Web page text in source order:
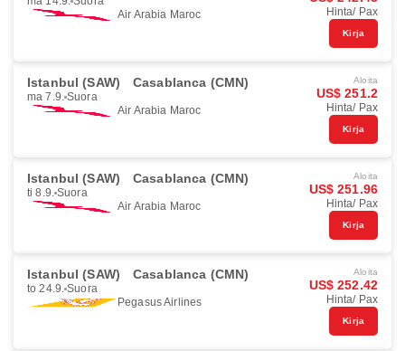
Air Arabia Maroc
Hinta/ Pax
Kirja
Istanbul (SAW) Casablanca (CMN)
ma 7.9. Suora
Air Arabia Maroc
Aloita
US$ 251.2
Hinta/ Pax
Kirja
Istanbul (SAW) Casablanca (CMN)
ti 8.9. Suora
Air Arabia Maroc
Aloita
US$ 251.96
Hinta/ Pax
Kirja
Istanbul (SAW) Casablanca (CMN)
to 24.9. Suora
Pegasus Airlines
Aloita
US$ 252.42
Hinta/ Pax
Kirja